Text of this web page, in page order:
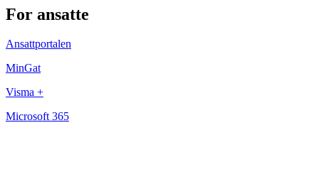
For ansatte
Ansattportalen
MinGat
Visma +
Microsoft 365